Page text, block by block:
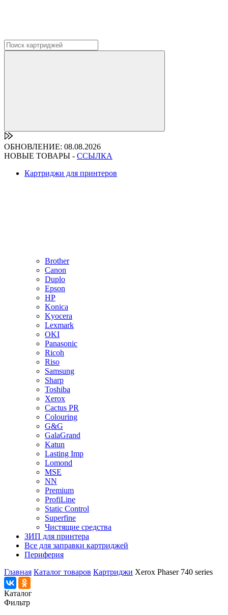
ОБНОВЛЕНИЕ: 08.08.2026
НОВЫЕ ТОВАРЫ - ССЫЛКА
Картриджи для принтеров
Brother
Canon
Duplo
Epson
HP
Konica
Kyocera
Lexmark
OKI
Panasonic
Ricoh
Riso
Samsung
Sharp
Toshiba
Xerox
Cactus PR
Colouring
G&G
GalaGrand
Katun
Lasting Imp
Lomond
MSE
NN
Premium
ProfiLine
Static Control
Superfine
Чистящие средства
ЗИП для принтера
Все для заправки картриджей
Периферия
Главная Каталог товаров Картриджи Xerox Phaser 740 series
Каталог
Фильтр